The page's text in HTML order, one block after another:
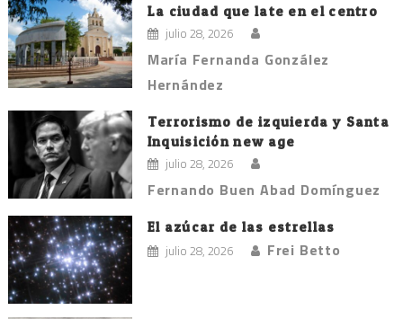
La ciudad que late en el centro
julio 28, 2026
María Fernanda González
Hernández
Terrorismo de izquierda y Santa
Inquisición new age
julio 28, 2026
Fernando Buen Abad Domínguez
El azúcar de las estrellas
julio 28, 2026 Frei Betto